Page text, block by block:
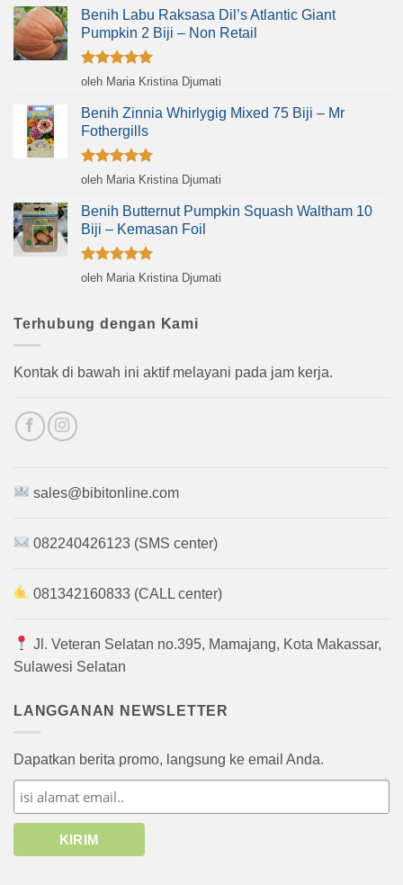
Benih Labu Raksasa Dil’s Atlantic Giant
Pumpkin 2 Biji – Non Retail
Dinilai5
oleh Maria Kristina Djumati
Benih Zinnia Whirlygig Mixed 75 Biji – Mr
Fothergills
Dinilai5
oleh Maria Kristina Djumati
Benih Butternut Pumpkin Squash Waltham 10
Biji – Kemasan Foil
Dinilai5
oleh Maria Kristina Djumati
Terhubung dengan Kami
Kontak di bawah ini aktif melayani pada jam kerja.
sales@bibitonline.com
082240426123 (SMS center)
081342160833 (CALL center)
Jl. Veteran Selatan no.395, Mamajang, Kota Makassar,
Sulawesi Selatan
LANGGANAN NEWSLETTER
Dapatkan berita promo, langsung ke email Anda.